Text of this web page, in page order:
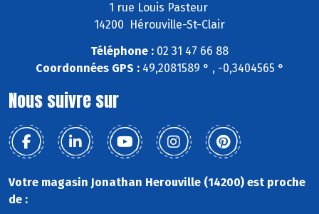
1 rue Louis Pasteur
14200 Hérouville-St-Clair
Téléphone : 02 31 47 66 88
Coordonnées GPS :49,2081589 ° , -0,3404565 °
Nous suivre sur
Votre magasin Jonathan Herouville (14200) est proche
de :